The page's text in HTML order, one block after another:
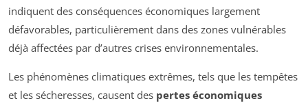
indiquent des conséquences économiques largement
défavorables, particulièrement dans des zones vulnérables
déjà affectées par d’autres crises environnementales.
Les phénomènes climatiques extrêmes, tels que les tempêtes
et les sécheresses, causent des pertes économiques